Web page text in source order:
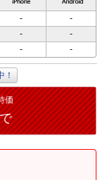
-
-
-
-
- -
！
価